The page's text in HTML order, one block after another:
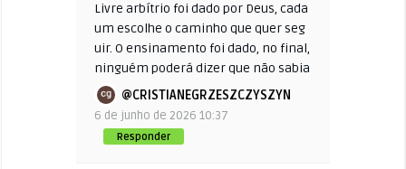
Livre arbítrio foi dado por Deus, cada
um escolhe o caminho que quer seg
uir. O ensinamento foi dado, no final,
ninguém poderá dizer que não sabia
@CRISTIANEGRZESZCZYSZYN
6 de junho de 2026 10:37
Responder